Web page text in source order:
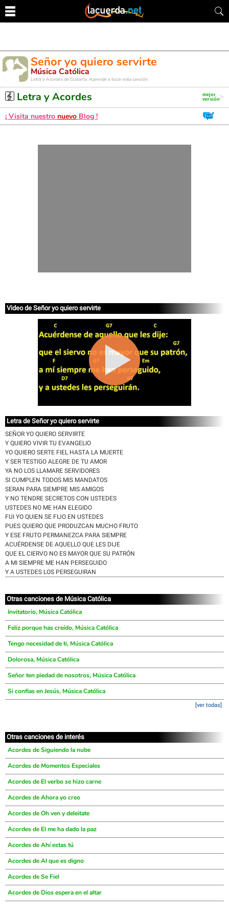
Señor yo quiero servirte
Música Católica
Letra y Acordes de Guitarra. Aprende a tocar esta canción
Letra y Acordes
¡ Visita nuestro nuevo Blog !
Video de Señor yo quiero servirte
Letra de Señor yo quiero servirte
SEÑOR YO QUIERO SERVIRTE
Y QUIERO VIVIR TU EVANGELIO
YO QUIERO SERTE FIEL HASTA LA MUERTE
Y SER TESTIGO ALEGRE DE TU AMOR
YA NO LOS LLAMARE SERVIDORES
SI CUMPLEN TODOS MIS MANDATOS
SERAN PARA SIEMPRE MIS AMIGOS
Y NO TENDRE SECRETOS CON USTEDES
USTEDES NO ME HAN ELEGIDO
FUI YO QUIEN SE FIJO EN USTEDES
PUES QUIERO QUE PRODUZCAN MUCHO FRUTO
Y ESE FRUTO PERMANEZCA PARA SIEMPRE
ACUÉRDENSE DE AQUELLO QUE LES DIJE
QUE EL CIERVO NO ES MAYOR QUE SU PATRÓN
A MI SIEMPRE ME HAN PERSEGUIDO
Y A USTEDES LOS PERSEGUIRAN
Otras canciones de Música Católica
Invitatorio, Música Católica
Feliz porque has creído, Música Católica
Tengo necesidad de ti, Música Católica
Dolorosa, Música Católica
Señor ten piedad de nosotros, Música Católica
Si confias en Jesús, Música Católica
[ver todas]
Otras canciones de interés
Acordes de Siguiendo la nube
Acordes de Momentos Especiales
Acordes de El verbo se hizo carne
Acordes de Ahora yo creo
Acordes de Oh ven y deleitate
Acordes de El me ha dado la paz
Acordes de Ahí estas tú
Acordes de Al que es digno
Acordes de Se Fiel
Acordes de Dios espera en el altar